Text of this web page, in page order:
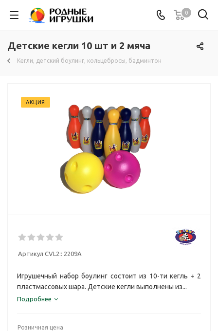
0
Детские кегли 10 шт и 2 мяча
Кегли, детский боулинг, кольцебросы, бадминтон
АКЦИЯ
Артикул CVL2:: 2209A
Игрушечный набор боулинг состоит из 10-ти кегль + 2
пластмассовых шара. Детские кегли выполнены из...
Подробнее
Розничная цена